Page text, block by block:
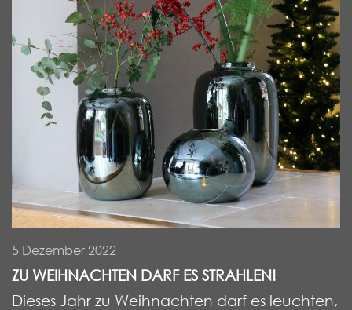
5 Dezember 2022
ZU WEIHNACHTEN DARF ES STRAHLEN!
Dieses Jahr zu Weihnachten darf es leuchten,